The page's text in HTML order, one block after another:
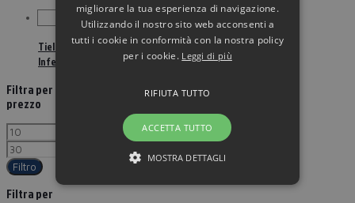
Tielle Med Schiume Di Poliuretano Per Ferite Non
Infette 11×11 cm 3 Pezzi
Filtra per
prezzo
Filtro
Filtra per
migliorare la tua esperienza di navigazione.
Utilizzando il nostro sito web acconsenti a
tutti i cookie in conformità con la nostra policy
per i cookie. Leggi di più
ACCETTA TUTTO
RIFIUTA TUTTO
MOSTRA DETTAGLI